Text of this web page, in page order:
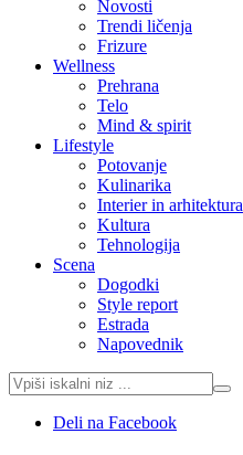
Novosti
Trendi ličenja
Frizure
Wellness
Prehrana
Telo
Mind & spirit
Lifestyle
Potovanje
Kulinarika
Interier in arhitektura
Kultura
Tehnologija
Scena
Dogodki
Style report
Estrada
Napovednik
Deli na Facebook